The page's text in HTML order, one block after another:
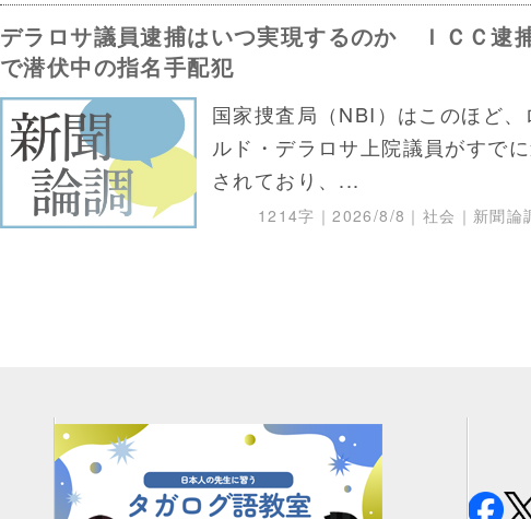
デラロサ議員逮捕はいつ実現するのか ＩＣＣ逮
で潜伏中の指名手配犯
国家捜査局（NBI）はこのほど、
ルド・デラロサ上院議員がすで
されており、...
1214字｜2026/8/8 ｜社会｜新聞論